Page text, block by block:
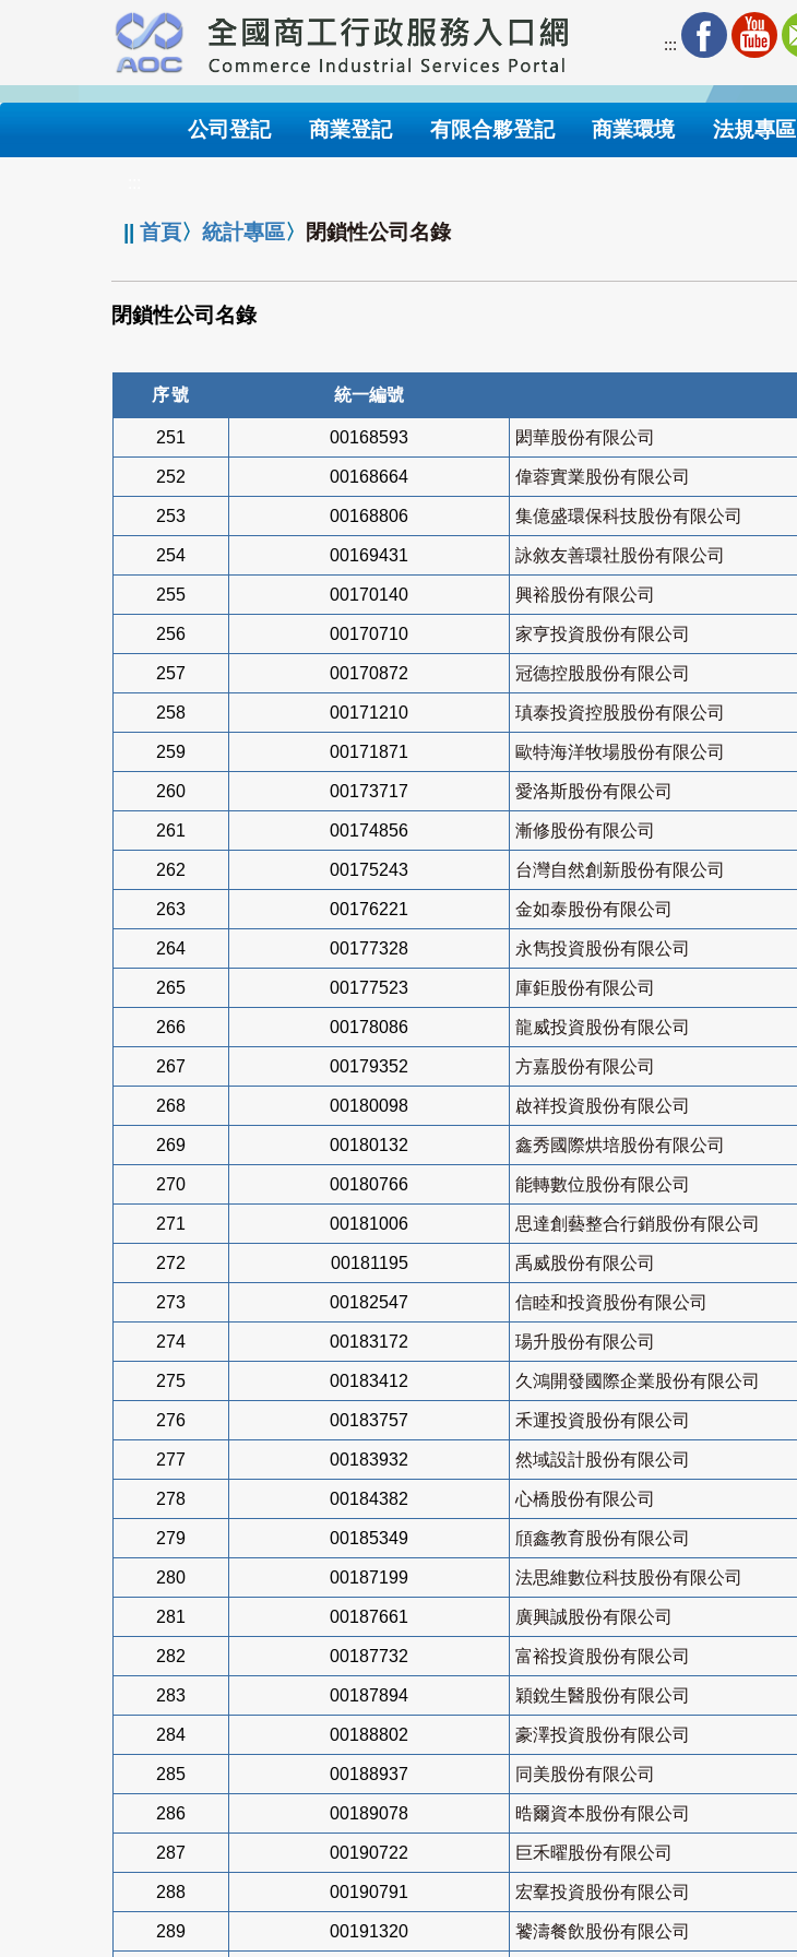
要
內
:::
公司登記 商業登記 有限合夥登記 商業環境 法規專區
||首頁〉統計專區〉 閉鎖性公司名錄
閉鎖性公司名錄
序號 統一編號
251 00168593 閎華股份有限公司
252 00168664 偉蓉實業股份有限公司
253 00168806 集億盛環保科技股份有限公司
254 00169431 詠敘友善環社股份有限公司
255 00170140 興裕股份有限公司
256 00170710 家亨投資股份有限公司
257 00170872 冠德控股股份有限公司
258 00171210 瑱泰投資控股股份有限公司
259 00171871 歐特海洋牧場股份有限公司
260 00173717 愛洛斯股份有限公司
261 00174856 漸修股份有限公司
262 00175243 台灣自然創新股份有限公司
263 00176221 金如泰股份有限公司
264 00177328 永雋投資股份有限公司
265 00177523 庫鉅股份有限公司
266 00178086 龍威投資股份有限公司
267 00179352 方嘉股份有限公司
268 00180098 啟祥投資股份有限公司
269 00180132 鑫秀國際烘培股份有限公司
270 00180766 能轉數位股份有限公司
271 00181006 思達創藝整合行銷股份有限公司
272 00181195 禹威股份有限公司
273 00182547 信睦和投資股份有限公司
274 00183172 瑒升股份有限公司
275 00183412 久鴻開發國際企業股份有限公司
276 00183757 禾運投資股份有限公司
277 00183932 然域設計股份有限公司
278 00184382 心橋股份有限公司
279 00185349 頎鑫教育股份有限公司
280 00187199 法思維數位科技股份有限公司
281 00187661 廣興誠股份有限公司
282 00187732 富裕投資股份有限公司
283 00187894 穎銳生醫股份有限公司
284 00188802 豪澤投資股份有限公司
285 00188937 同美股份有限公司
286 00189078 晧爾資本股份有限公司
287 00190722 巨禾曜股份有限公司
288 00190791 宏羣投資股份有限公司
289 00191320 饕濤餐飲股份有限公司